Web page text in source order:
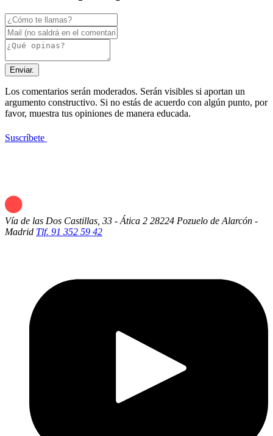
Enviar.
Los comentarios serán moderados. Serán visibles si aportan un
argumento constructivo. Si no estás de acuerdo con algún punto, por
favor, muestra tus opiniones de manera educada.
Suscríbete
Vía de las Dos Castillas, 33 - Ática 2 28224 Pozuelo de Alarcón -
Madrid Tlf. 91 352 59 42